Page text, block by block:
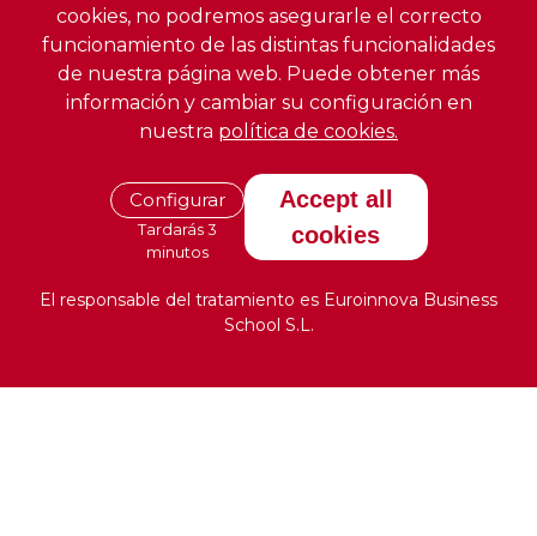
cookies, no podremos asegurarle el correcto
funcionamiento de las distintas funcionalidades
de nuestra página web. Puede obtener más
información y cambiar su configuración en
nuestra política de cookies.
Configurar
Tardarás 3
minutos
Accept all
cookies
El responsable del tratamiento es Euroinnova Business
School S.L.